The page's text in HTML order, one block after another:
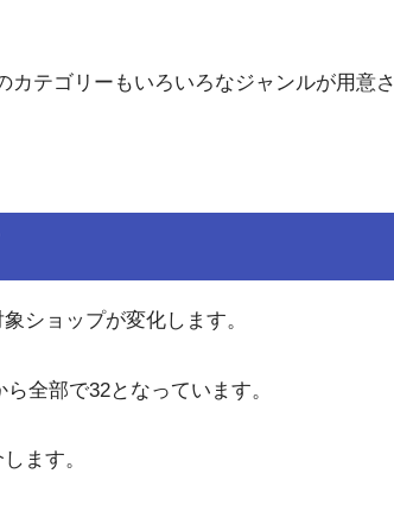
テゴリーもいろいろなジャンルが用意さ
ショップが変化します。
全部で32となっています。
ます。